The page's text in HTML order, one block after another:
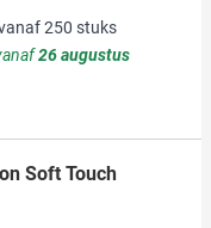
250 stuks
26 augustus
Soft Touch